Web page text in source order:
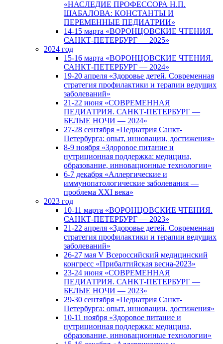
«НАСЛЕДИЕ ПРОФЕССОРА Н.П.
ШАБАЛОВА: КОНСТАНТЫ И
ПЕРЕМЕННЫЕ ПЕДИАТРИИ»
14-15 марта «ВОРОНЦОВСКИЕ ЧТЕНИЯ.
САНКТ-ПЕТЕРБУРГ — 2025»
2024 год
15-16 марта «ВОРОНЦОВСКИЕ ЧТЕНИЯ.
САНКТ-ПЕТЕРБУРГ — 2024»
19-20 апреля «Здоровье детей. Современная
стратегия профилактики и терапии ведущих
заболеваний»
21-22 июня «СОВРЕМЕННАЯ
ПЕДИАТРИЯ. САНКТ-ПЕТЕРБУРГ —
БЕЛЫЕ НОЧИ — 2024»
27-28 сентября «Педиатрия Санкт-
Петербурга: опыт, инновации, достижения»
8-9 ноября «Здоровое питание и
нутриционная поддержка: медицина,
образование, инновационные технологии»
6-7 декабря «Аллергические и
иммунопатологические заболевания —
проблема XXI века»
2023 год
10-11 марта «ВОРОНЦОВСКИЕ ЧТЕНИЯ.
САНКТ-ПЕТЕРБУРГ — 2023»
21-22 апреля «Здоровье детей. Современная
стратегия профилактики и терапии ведущих
заболеваний»
26-27 мая V Всероссийский медицинский
конгресс «Прибалтийская весна-2023»
23-24 июня «СОВРЕМЕННАЯ
ПЕДИАТРИЯ. САНКТ-ПЕТЕРБУРГ —
БЕЛЫЕ НОЧИ — 2023»
29-30 сентября «Педиатрия Санкт-
Петербурга: опыт, инновации, достижения»
10-11 ноября «Здоровое питание и
нутриционная поддержка: медицина,
образование, инновационные технологии»